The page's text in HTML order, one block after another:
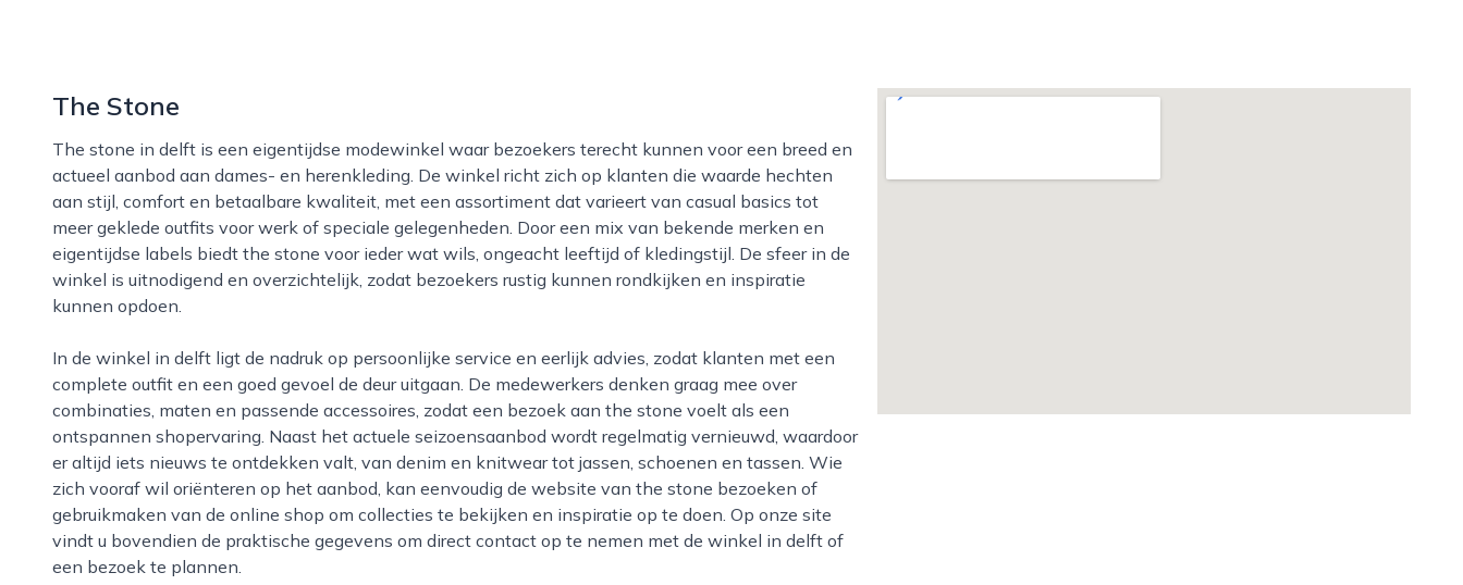
The Stone
The stone in delft is een eigentijdse modewinkel waar bezoekers terecht kunnen voor een breed en
actueel aanbod aan dames- en herenkleding. De winkel richt zich op klanten die waarde hechten
aan stijl, comfort en betaalbare kwaliteit, met een assortiment dat varieert van casual basics tot
meer geklede outfits voor werk of speciale gelegenheden. Door een mix van bekende merken en
eigentijdse labels biedt the stone voor ieder wat wils, ongeacht leeftijd of kledingstijl. De sfeer in de
winkel is uitnodigend en overzichtelijk, zodat bezoekers rustig kunnen rondkijken en inspiratie
kunnen opdoen.
In de winkel in delft ligt de nadruk op persoonlijke service en eerlijk advies, zodat klanten met een
complete outfit en een goed gevoel de deur uitgaan. De medewerkers denken graag mee over
combinaties, maten en passende accessoires, zodat een bezoek aan the stone voelt als een
ontspannen shopervaring. Naast het actuele seizoensaanbod wordt regelmatig vernieuwd, waardoor
er altijd iets nieuws te ontdekken valt, van denim en knitwear tot jassen, schoenen en tassen. Wie
zich vooraf wil oriënteren op het aanbod, kan eenvoudig de website van the stone bezoeken of
gebruikmaken van de online shop om collecties te bekijken en inspiratie op te doen. Op onze site
vindt u bovendien de praktische gegevens om direct contact op te nemen met de winkel in delft of
een bezoek te plannen.